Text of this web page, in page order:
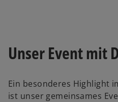
Unser Event mit
Ein besonderes Highlight
ist unser gemeinsames